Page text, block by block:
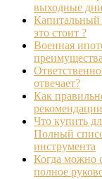
выходные дни
Капитальный
это стоит ?
Военная
преимущества
отвечает?
Как
рекомендации
Что купить
Полный
инструмента
Когда можно
полное